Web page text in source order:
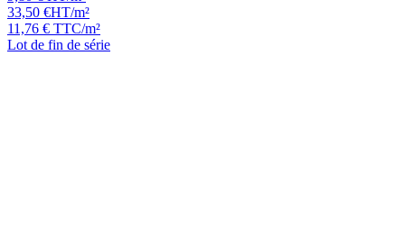
33,50 €HT/m²
11,76 € TTC/m²
Lot de fin de série